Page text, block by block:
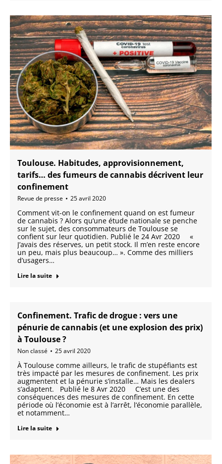
Toulouse. Habitudes, approvisionnement,
tarifs… des fumeurs de cannabis décrivent leur
confinement
Revue de presse 25 avril 2020
Comment vit-on le confinement quand on est fumeur
de cannabis ? Alors qu’une étude nationale se penche
sur le sujet, des consommateurs de Toulouse se
confient sur leur quotidien. Publié le 24 Avr 2020 «
J’avais des réserves, un petit stock. Il m’en reste encore
un peu, mais plus beaucoup… ». Comme des milliers
d’usagers…
Lire la suite
Confinement. Trafic de drogue : vers une
pénurie de cannabis (et une explosion des prix)
à Toulouse ?
Non classé 25 avril 2020
À Toulouse comme ailleurs, le trafic de stupéfiants est
très impacté par les mesures de confinement. Les prix
augmentent et la pénurie s’installe… Mais les dealers
s’adaptent. Publié le 8 Avr 2020 C’est une des
conséquences des mesures de confinement. En cette
période où l’économie est à l’arrêt, l’économie parallèle,
et notamment…
Lire la suite